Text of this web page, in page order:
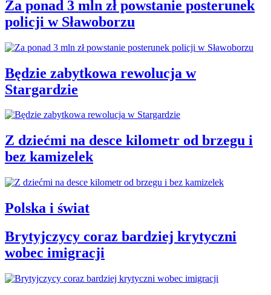
Za ponad 3 mln zł powstanie posterunek
policji w Sławoborzu
Będzie zabytkowa rewolucja w
Stargardzie
Z dziećmi na desce kilometr od brzegu i
bez kamizelek
Polska i świat
Brytyjczycy coraz bardziej krytyczni
wobec imigracji